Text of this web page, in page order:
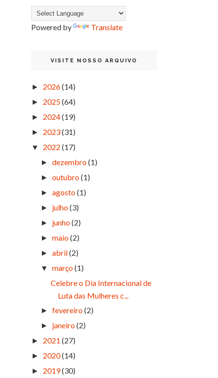
Powered by Translate
VISITE NOSSO ARQUIVO
► 2026(14)
► 2025(64)
► 2024(19)
► 2023(31)
▼ 2022 (17)
►dezembro(1)
►outubro(1)
►agosto(1)
► julho(3)
► junho(2)
►maio(2)
►abril(2)
▼ março(1)
Celebre o Dia Internacional de
Luta das Mulheres c...
►fevereiro(2)
► janeiro(2)
► 2021 (27)
► 2020(14)
► 2019(30)